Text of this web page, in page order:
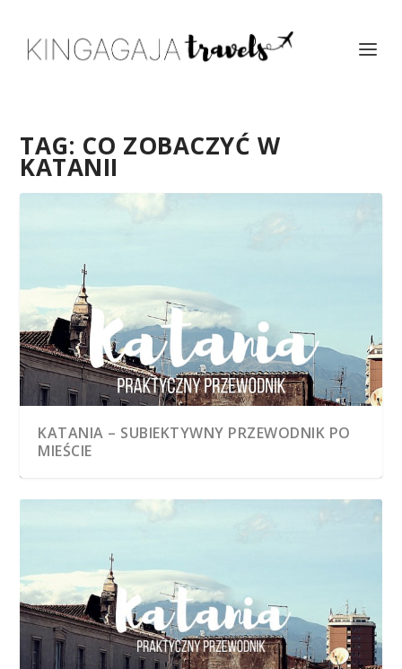
TAG: CO ZOBACZYĆ W
KATANII
KATANIA – SUBIEKTYWNY PRZEWODNIK PO
MIEŚCIE